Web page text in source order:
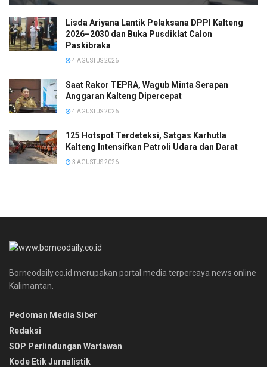
Lisda Ariyana Lantik Pelaksana DPPI Kalteng
2026–2030 dan Buka Pusdiklat Calon
Paskibraka
4 AGUSTUS 2026
Saat Rakor TEPRA, Wagub Minta Serapan
Anggaran Kalteng Dipercepat
4 AGUSTUS 2026
125 Hotspot Terdeteksi, Satgas Karhutla
Kalteng Intensifkan Patroli Udara dan Darat
3 AGUSTUS 2026
Borneodaily.co.id merupakan portal media terpercaya news online
Kalimantan.
Pedoman Media Siber
Redaksi
SOP Perlindungan Wartawan
Kode Etik Jurnalistik